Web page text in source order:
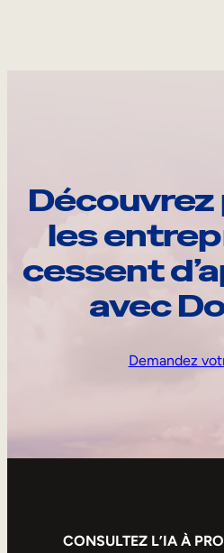
les
cessent
avec
Demandez
CONSULTEZ L’IA À